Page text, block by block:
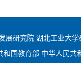
展研究院 湖北工业大
和国教育部 中华人民共